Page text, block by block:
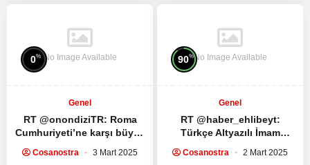
No Image Available
0%
Genel
RT @onondiziTR: Roma
Cumhuriyeti’ne karşı büyük
Spartacus Dizisinin ilk 5
Cosanostra 3 Mart 2025
No Image Available
90%
Genel
RT @haber_ehlibeyt:
Türkçe Altyazılı İmam
Hamaney’in Ramazan
Cosanostra 2 Mart 2025